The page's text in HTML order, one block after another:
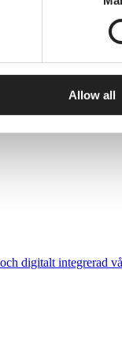
Allow all
digitalt integrerad